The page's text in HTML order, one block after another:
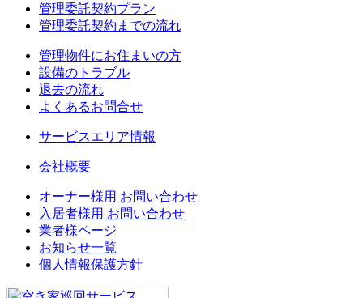
管理委託契約プラン
管理委託契約までの流れ
管理物件にお住まいの方
設備のトラブル
退去の流れ
よくあるお問合せ
サービスエリア情報
会社概要
オーナー様用 お問い合わせ
入居者様用 お問い合わせ
業者様ページ
お知らせ一覧
個人情報保護方針